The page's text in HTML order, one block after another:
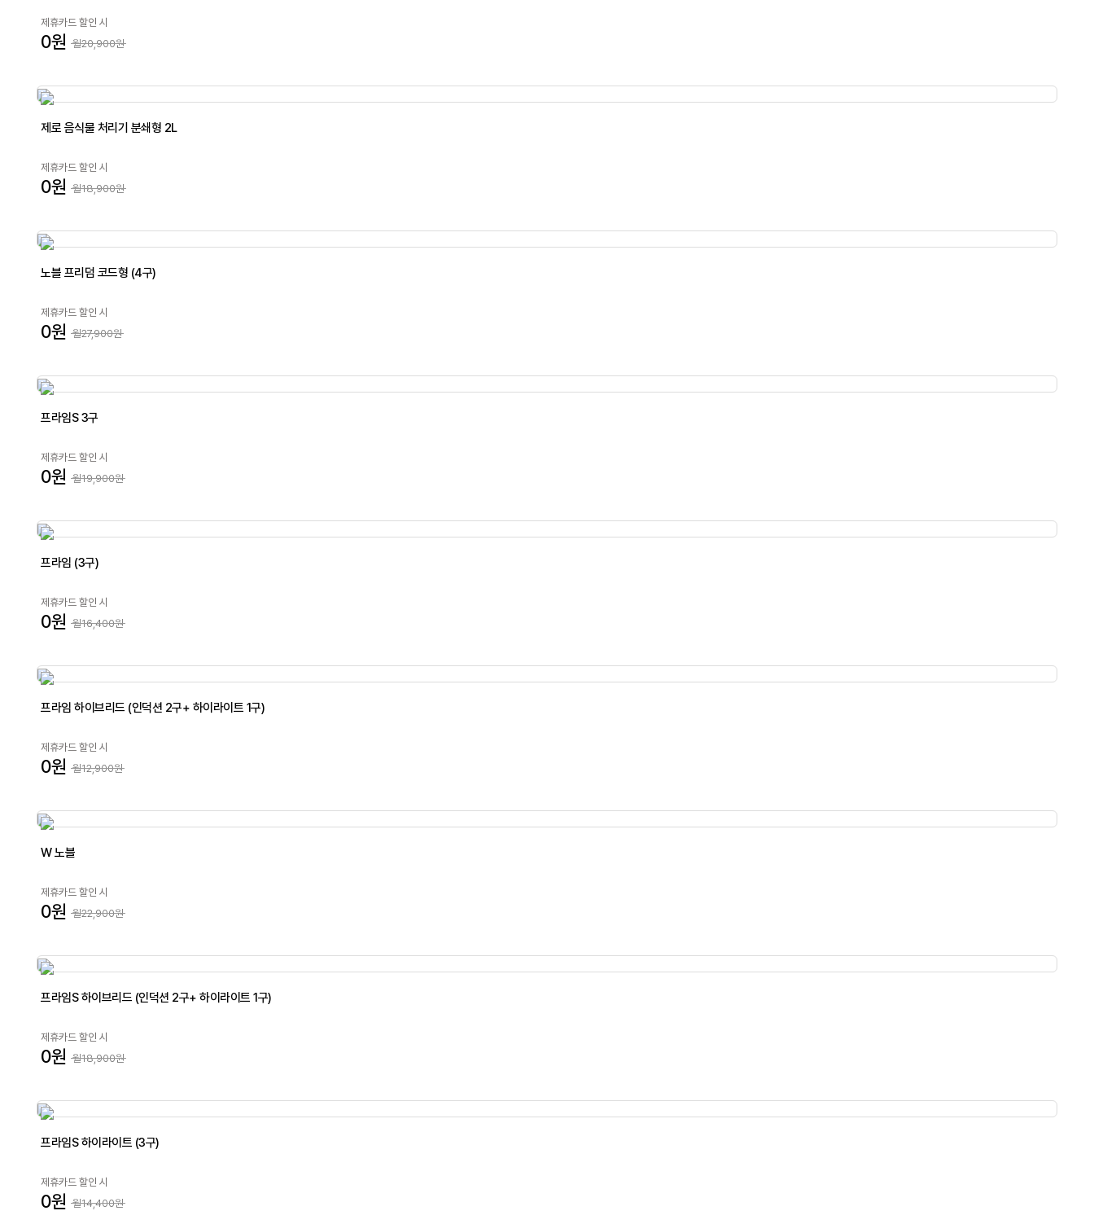
제휴카드 할인 시
0원 월20,900원
제로 음식물 처리기 분쇄형 2L
제휴카드 할인 시
0원 월18,900원
노블 프리덤 코드형 (4구)
제휴카드 할인 시
0원 월27,900원
프라임S 3구
제휴카드 할인 시
0원 월19,900원
프라임 (3구)
제휴카드 할인 시
0원 월16,400원
프라임 하이브리드 (인덕션 2구+ 하이라이트 1구)
제휴카드 할인 시
0원 월12,900원
W 노블
제휴카드 할인 시
0원 월22,900원
프라임S 하이브리드 (인덕션 2구+ 하이라이트 1구)
제휴카드 할인 시
0원 월18,900원
프라임S 하이라이트 (3구)
제휴카드 할인 시
0원 월14,400원